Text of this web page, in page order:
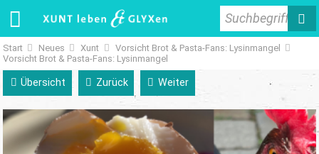
Suchbegriff
Start Neues Xunt
Vorsicht Brot & Pasta-Fans: Lysinmangel
Vorsicht Brot & Pasta-Fans: Lysinmangel
Übersicht Zurück Weiter